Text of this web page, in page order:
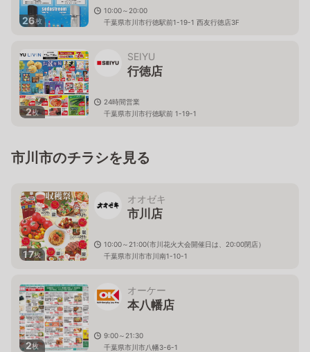
26枚
10:00～20:00
千葉県市川市行徳駅前1-19-1 西友行徳店3F
2枚
SEIYU
行徳店
24時間営業
千葉県市川市行徳駅前 1-19-1
市川市のチラシを見る
17枚
オオゼキ
市川店
10:00～21:00(市川花火大会開催日は、20:00閉店）
千葉県市川市市川南1-10-1
2枚
オーケー
本八幡店
9:00～21:30
千葉県市川市八幡3-6-1